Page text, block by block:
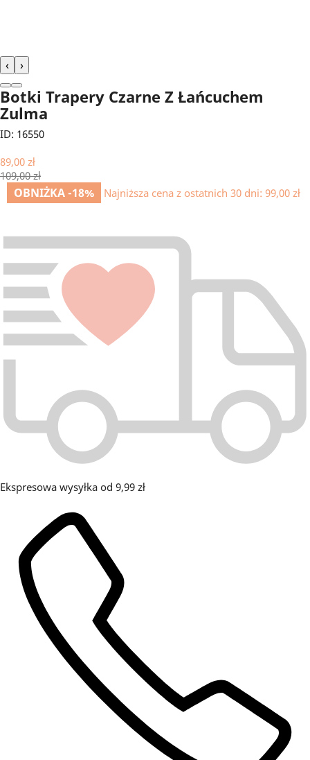
‹ ›
Botki Trapery Czarne Z Łańcuchem
Zulma
ID: 16550
89,00 zł
109,00 zł
OBNIŻKA -18% Najniższa cena z ostatnich 30 dni: 99,00 zł
Ekspresowa wysyłka od 9,99 zł